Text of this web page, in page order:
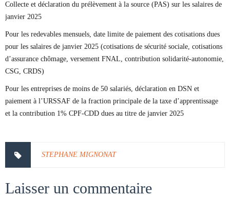
Collecte et déclaration du prélèvement à la source (PAS) sur les salaires de
janvier 2025
Pour les redevables mensuels, date limite de paiement des cotisations dues
pour les salaires de janvier 2025 (cotisations de sécurité sociale, cotisations
d’assurance chômage, versement FNAL, contribution solidarité-autonomie,
CSG, CRDS)
Pour les entreprises de moins de 50 salariés, déclaration en DSN et
paiement à l’URSSAF de la fraction principale de la taxe d’apprentissage
et la contribution 1% CPF-CDD dues au titre de janvier 2025
STEPHANE MIGNONAT
Laisser un commentaire